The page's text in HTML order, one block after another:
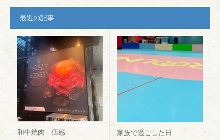
最近の記事
和牛焼肉 伍感 家族で過ごした日